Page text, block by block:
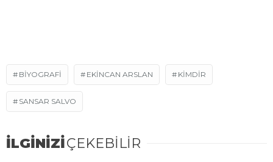
BIYOGRAFI EKINCAN ARSLAN KIMDIR
SANSAR SALVO
İLGİNİZİÇEKEBİLİR